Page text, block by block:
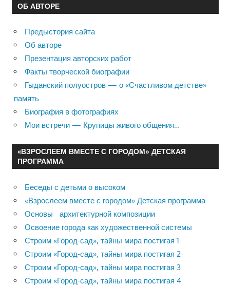
ОБ АВТОРЕ
Предыстория сайта
Об авторе
Презентация авторских работ
Факты творческой биографии
Гыданский полуостров — о «Счастливом детстве»
память
Биография в фотографиях
Мои встречи — Крупицы живого общения…
«ВЗРОСЛЕЕМ ВМЕСТЕ С ГОРОДОМ» ДЕТСКАЯ
ПРОГРАММА
Беседы с детьми о высоком
«Взрослеем вместе с городом» Детская программа
Основы архитектурной композиции
Освоение города как художественной системы
Строим «Город-сад», тайны мира постигая 1
Строим «Город-сад», тайны мира постигая 2
Строим «Город-сад», тайны мира постигая 3
Строим «Город-сад», тайны мира постигая 4